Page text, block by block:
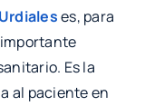
es, para
Es la
al paciente en